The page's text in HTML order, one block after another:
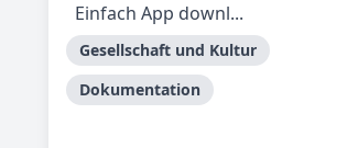
Einfach App downl...
Gesellschaft und Kultur
Dokumentation